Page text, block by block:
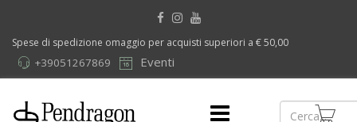
Spese di spedizione omaggio per acquisti superiori a € 50,00
Eventi
+39051267869